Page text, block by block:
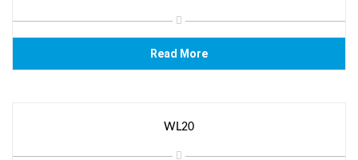
Read More
WL20